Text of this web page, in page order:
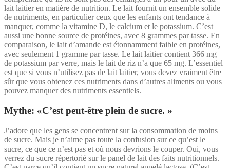
lait laitier en matière de nutrition. Le lait fournit un ensemble solide
de nutriments, en particulier ceux que les enfants ont tendance à
manquer, comme la vitamine D, le calcium et le potassium. C’est
aussi une bonne source de protéines, avec 8 grammes par tasse. En
comparaison, le lait d’amande est étonnamment faible en protéines,
avec seulement 1 gramme par tasse. Le lait laitier contient 366 mg
de potassium par verre, mais le lait de riz n’a que 65 mg. L’essentiel
est que si vous n’utilisez pas de lait laitier, vous devez vraiment être
sûr que vous obtenez ces nutriments dans d’autres aliments ou vous
pouvez manquer des nutriments essentiels.
Mythe: «C’est peut-être plein de sucre. »
J’adore que les gens se concentrent sur la consommation de moins
de sucre. Mais je n’aime pas toute la confusion sur ce qu’est le
sucre, ce que ce n’est pas et où nous devrions le couper. Oui, vous
verrez du sucre répertorié sur le panel de lait des faits nutritionnels.